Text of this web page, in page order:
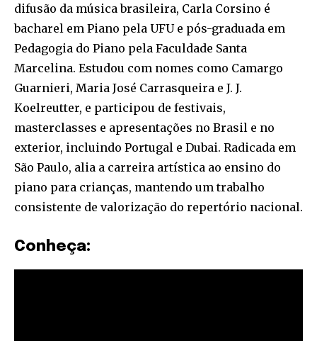
difusão da música brasileira, Carla Corsino é
bacharel em Piano pela UFU e pós-graduada em
Pedagogia do Piano pela Faculdade Santa
Marcelina. Estudou com nomes como Camargo
Guarnieri, Maria José Carrasqueira e J. J.
Koelreutter, e participou de festivais,
masterclasses e apresentações no Brasil e no
exterior, incluindo Portugal e Dubai. Radicada em
São Paulo, alia a carreira artística ao ensino do
piano para crianças, mantendo um trabalho
consistente de valorização do repertório nacional.
Conheça: